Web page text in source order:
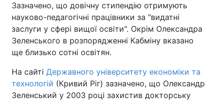
Техно і зв'язок Лайт
Зброя Інциденти
Здоров'я
Цікавинки Погода
Зазначено, що довічну стипендію отримують
науково-педагогічні працівники за "видатні
заслуги у сфері вищої освіти". Окрім Олександра
Зеленського в розпорядженні Кабміну вказано
ще близько сотні освітян.
На сайті Державного університету економіки та
технологій (Кривий Ріг) зазначено, що Олександр
Зеленський у 2003 році захистив докторську